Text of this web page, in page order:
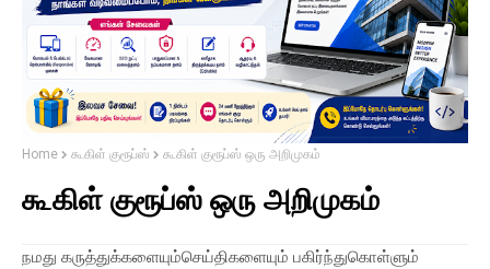
Home கூகிள் குரூப்ஸ் கூகிள் குரூப்ஸ் ஒரு அறிமுகம்
கூகிள் குரூப்ஸ் ஒரு அறிமுகம்
நமது கருத்துக்களையும்செய்திகளையும் பகிர்ந்துகொள்ளும்